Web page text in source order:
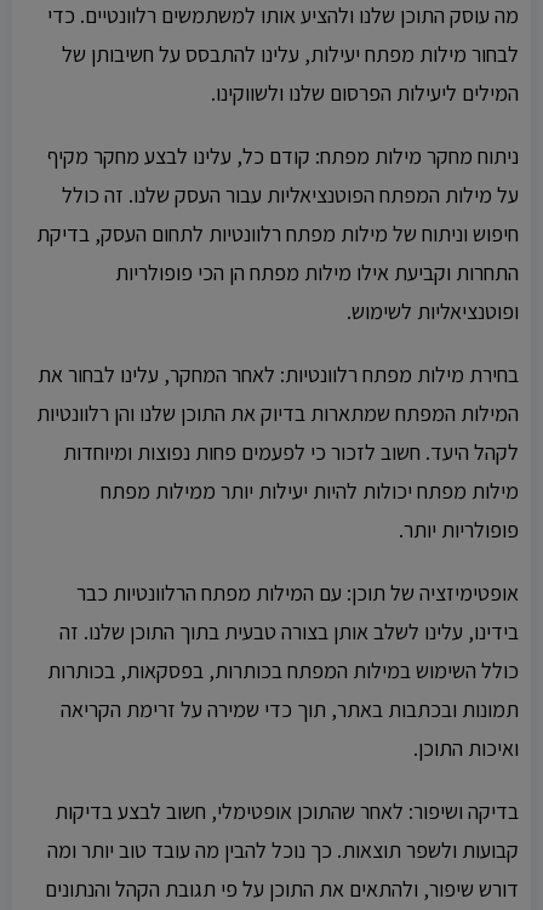
מה עוסק התוכן שלנו ולהציע אותו למשתמשים רלוונטיים. כדי
לבחור מילות מפתח יעילות, עלינו להתבסס על חשיבותן של
המילים ליעילות הפרסום שלנו ולשווקינו.
ניתוח מחקר מילות מפתח: קודם כל, עלינו לבצע מחקר מקיף
על מילות המפתח הפוטנציאליות עבור העסק שלנו. זה כולל
חיפוש וניתוח של מילות מפתח רלוונטיות לתחום העסק, בדיקת
התחרות וקביעת אילו מילות מפתח הן הכי פופולריות
ופוטנציאליות לשימוש.
בחירת מילות מפתח רלוונטיות: לאחר המחקר, עלינו לבחור את
המילות המפתח שמתארות בדיוק את התוכן שלנו והן רלוונטיות
לקהל היעד. חשוב לזכור כי לפעמים פחות נפוצות ומיוחדות
מילות מפתח יכולות להיות יעילות יותר ממילות מפתח
פופולריות יותר.
אופטימיזציה של תוכן: עם המילות מפתח הרלוונטיות כבר
בידינו, עלינו לשלב אותן בצורה טבעית בתוך התוכן שלנו. זה
כולל השימוש במילות המפתח בכותרות, בפסקאות, בכותרות
תמונות ובכתבות באתר, תוך כדי שמירה על זרימת הקריאה
ואיכות התוכן.
בדיקה ושיפור: לאחר שהתוכן אופטימלי, חשוב לבצע בדיקות
קבועות ולשפר תוצאות. כך נוכל להבין מה עובד טוב יותר ומה
דורש שיפור, ולהתאים את התוכן על פי תגובת הקהל והנתונים